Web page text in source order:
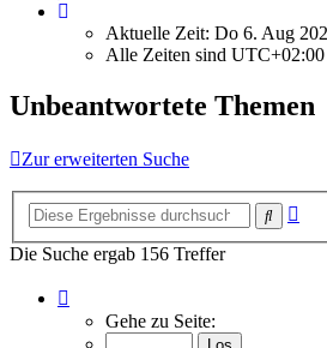
Aktuelle Zeit: Do 6. Aug
Alle Zeiten sind UTC+02:00
Unbeantwortete Themen
Zur erweiterten Suche
Suche
Die Suche ergab 156 Treffer
von
Gehe zu Seite: